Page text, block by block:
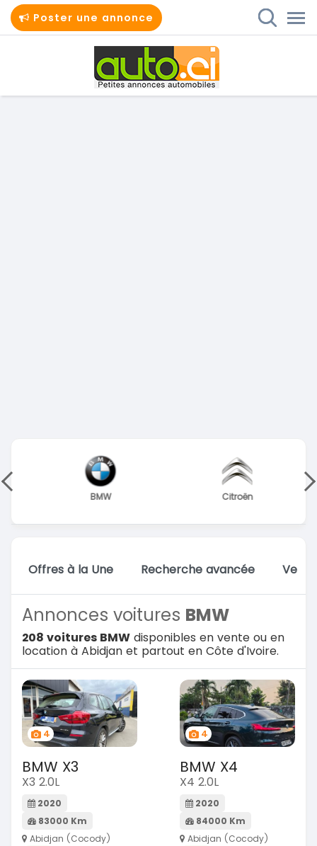
Poster une annonce
BMW Citroën
Offres à la Une Recherche avancée Vente
Annonces voitures BMW
208 voitures BMW disponibles en vente ou en
location à Abidjan et partout en Côte d'Ivoire.
4
BMW X3
X3 2.0L
2020
83000 Km
Abidjan (Cocody)
4
BMW X4
X4 2.0L
2020
84000 Km
Abidjan (Cocody)